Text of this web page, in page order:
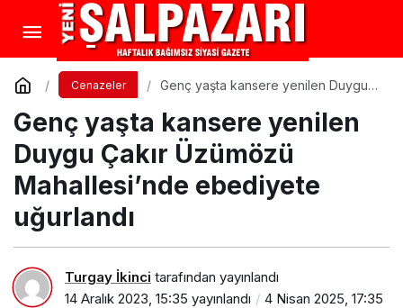
Cenazeler
Genç yaşta kansere yenilen Duygu
ebediyete uğurlandı
Genç yaşta kansere yenilen
Duygu Çakır Üzümözü
Mahallesi’nde ebediyete
uğurlandı
Turgay İkinci tarafından yayınlandı
14 Aralık 2023, 15:35 yayınlandı
4 Nisan 2025, 17:35